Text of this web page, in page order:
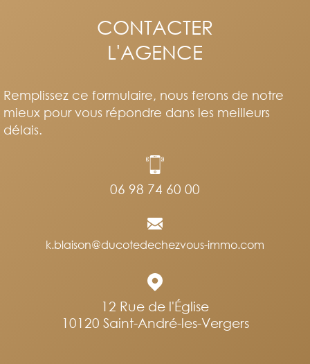
CONTACTER
L'AGENCE
Remplissez ce formulaire, nous ferons de notre
mieux pour vous répondre dans les meilleurs
délais.
06 98 74 60 00
k.blaison@ducotedechezvous-immo.com
12 Rue de l'Église
10120
Saint-André-les-Vergers